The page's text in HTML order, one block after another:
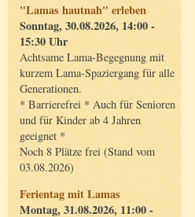
"Lamas hautnah" erleben
Sonntag, 30.08.2026, 14:00 -
15:30 Uhr
Achtsame Lama-Begegnung mit
kurzem Lama-Spaziergang für alle
Generationen.
* Barrierefrei * Auch für Senioren
und für Kinder ab 4 Jahren
geeignet *
Noch 8 Plätze frei (Stand vom
03.08.2026)
Ferientag mit Lamas
Montag, 31.08.2026, 11:00 -